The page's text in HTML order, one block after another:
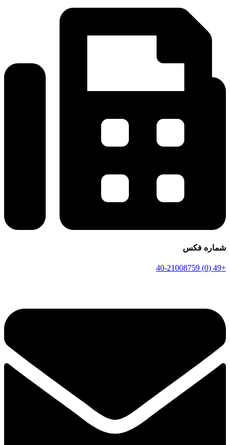
شماره فکس
+49 (0) 40-21008759